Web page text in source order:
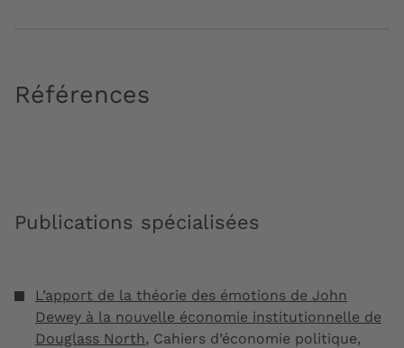
Références
Publications spécialisées
L’apport de la théorie des émotions de John
Dewey à la nouvelle économie institutionnelle de
Douglass North, Cahiers d’économie politique,